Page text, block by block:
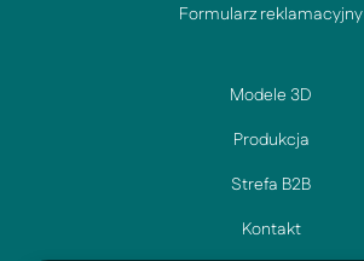
Formularz reklamacyjny
Modele 3D
Produkcja
Strefa B2B
Kontakt